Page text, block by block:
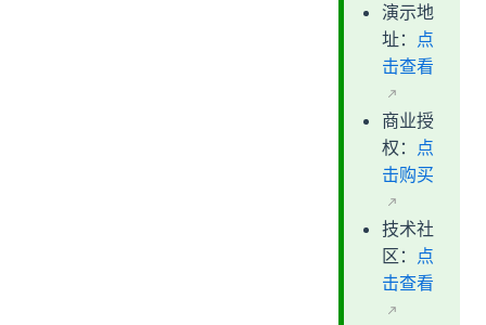
演示地
址：
点
击查看
商业授
权：
点
击购买
技术社
区：
点
击查看